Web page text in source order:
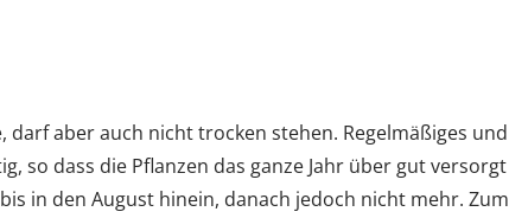
darf aber auch nicht trocken stehen. Regelmäßiges und
so dass die Pflanzen das ganze Jahr über gut versorgt
in den August hinein, danach jedoch nicht mehr. Zum